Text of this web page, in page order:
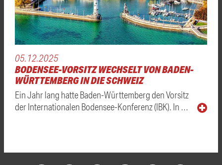
05.12.2025
BODENSEE-VORSITZ WECHSELT VON BADEN-
WÜRTTEMBERG IN DIE SCHWEIZ
Ein Jahr lang hatte Baden-Württemberg den Vorsitz
der Internationalen Bodensee-Konferenz (IBK). In …